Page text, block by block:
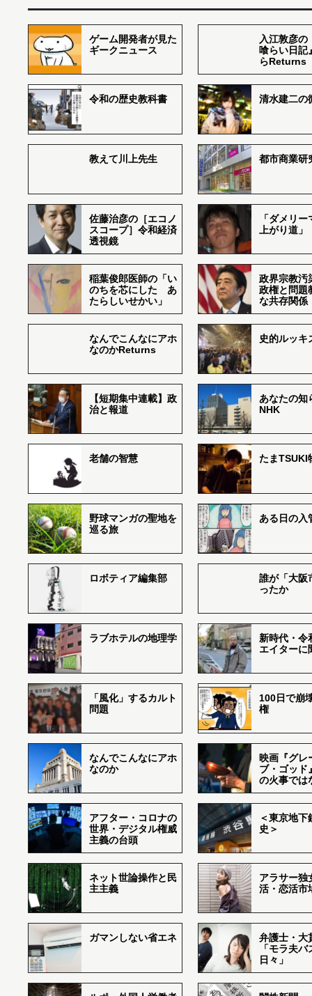
ゲーム開発者が見た
ギークニュース
入江敦彦の
喰らい日記
らReturns
令和の歴史教科書 清水建二の
教えて川上先生 都市商業研
佐藤治彦の［エコノ
スコープ］令和経済
透視鏡
「ダメリ
上がり道」
稲葉俊郎医師の「い
のちを芯にした あ
たらしいせかい」
政界宗教汚
政権と問題
な共存関係
なんでこんなにアホ
なのかReturns
史的ルッキ
【短期集中連載】政
治と報道
あなたの知
NHK
老舗の智慧 たまTSUKI
野球マンガの聖地を
巡る旅
ある日の入
ロボティア編集部
誰が「大阪
ったか
ラブホテルの地理学
新時代・令
エイターに
「風化」するカルト
問題
100日で崩
権
なんでこんなにアホ
なのか
映画『グレ
ブ・ゴッド
の火事では
アフター・コロナの
世界・デジタル権威
主義の台頭
＜東京地下
史＞
ネット世論操作と民
主主義
アラサー独
活・恋活市
ガマンしない省エネ
弁護士・大
「モラ夫
日々」